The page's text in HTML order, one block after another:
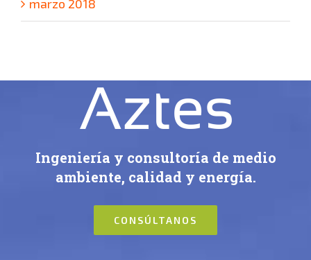
marzo 2018
Ingeniería y consultoría de medio
ambiente, calidad y energía.
CONSÚLTANOS